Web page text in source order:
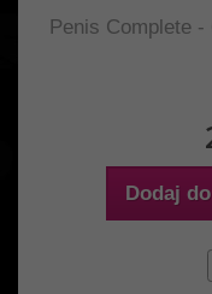
Penis Complete
Dodaj